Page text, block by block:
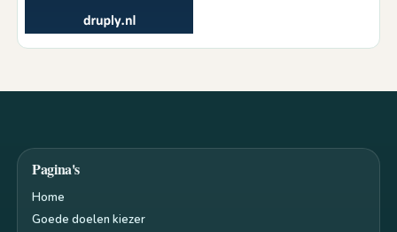
Pagina's
Home
Goede doelen kiezer